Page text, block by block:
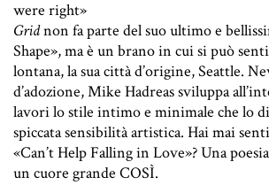
were right»
Gridnon fa parte del suo ultimo e
Shape», ma è un brano in cui si può
lontana, la sua città d’origine, Seattle.
d’adozione, Mike Hadreas sviluppa
lavori lo stile intimo e minimale che lo
spiccata sensibilità artistica. Hai mai
«Can’t Help Falling in Love»?Una
un cuore grande COSÌ.